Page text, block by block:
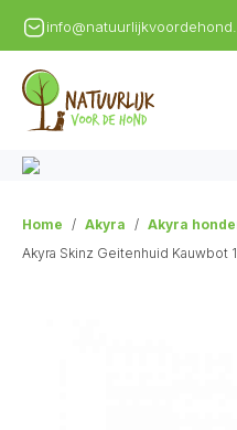
Home Akyra
Akyra
Akyra Skinz Geitenhuid Kauwbot